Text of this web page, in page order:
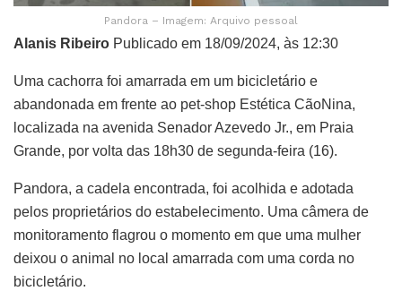
Pandora – Imagem: Arquivo pessoal
Alanis Ribeiro Publicado em 18/09/2024, às 12:30
Uma cachorra foi amarrada em um bicicletário e
abandonada em frente ao pet-shop Estética CãoNina,
localizada na avenida Senador Azevedo Jr., em Praia
Grande, por volta das 18h30 de segunda-feira (16).
Pandora, a cadela encontrada, foi acolhida e adotada
pelos proprietários do estabelecimento. Uma câmera de
monitoramento flagrou o momento em que uma mulher
deixou o animal no local amarrada com uma corda no
bicicletário.